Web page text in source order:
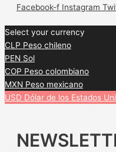
Facebook-f Instagram
Select your currency
CLP Peso chileno
PEN Sol
COP Peso colombiano
MXN Peso mexicano
USD Dólar de los Estados